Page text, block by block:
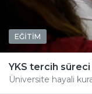
EĞİTİM
YKS tercih
Üniversite hayali